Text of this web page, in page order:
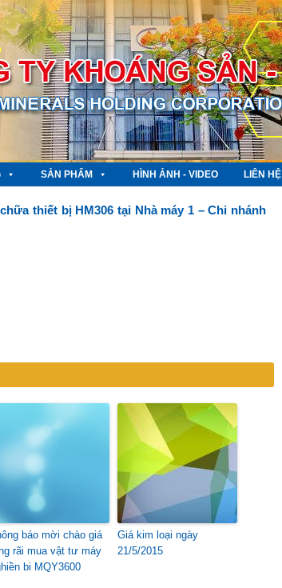
SẢN PHẨM HÌNH ẢNH - VIDEO LIÊN HỆ
thiết bị HM306 tại Nhà máy 1 – Chi nhánh
báo mời chào giá
rãi mua vật tư máy
bi MQY3600
Giá kim loại ngày
21/5/2015